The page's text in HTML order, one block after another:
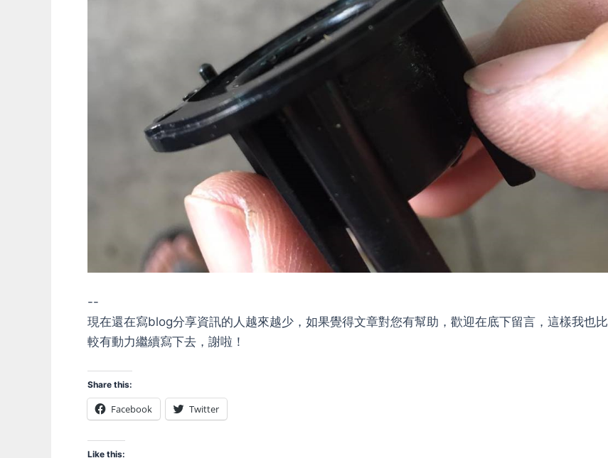
--
現在還在寫blog分享資訊的人越來越少，如果覺得文章對您有幫助，歡迎在底下留言，這樣我也比
較有動力繼續寫下去，謝啦！
Share this:
Facebook Twitter
Like this: